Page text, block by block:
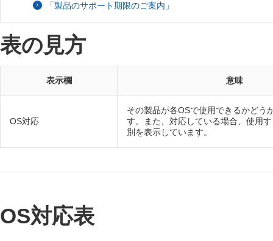
「製品のサポート期限のご案内」
表の見方
表示欄 意味
OS対応
その製品が各OSで使用できるかどう
す。また、対応している場合、使用
別を表示しています。
OS対応表